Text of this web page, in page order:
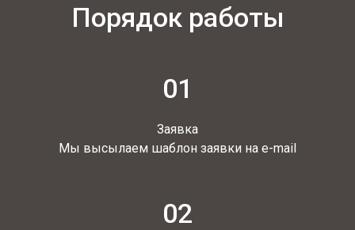
Порядок работы
01
Заявка
Мы высылаем шаблон заявки на e-mail
02